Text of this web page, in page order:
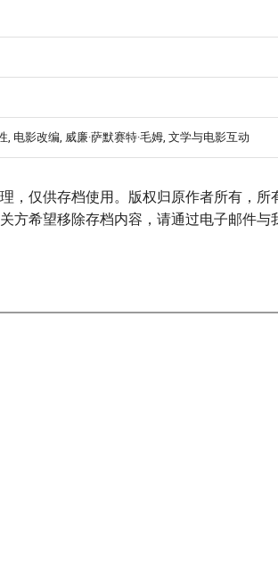
, 电影改编, 威廉·萨默赛特·毛姆, 文学与电影互动
，仅供存档使用。版权归原作者所有，所
方希望移除存档内容，请通过电子邮件与